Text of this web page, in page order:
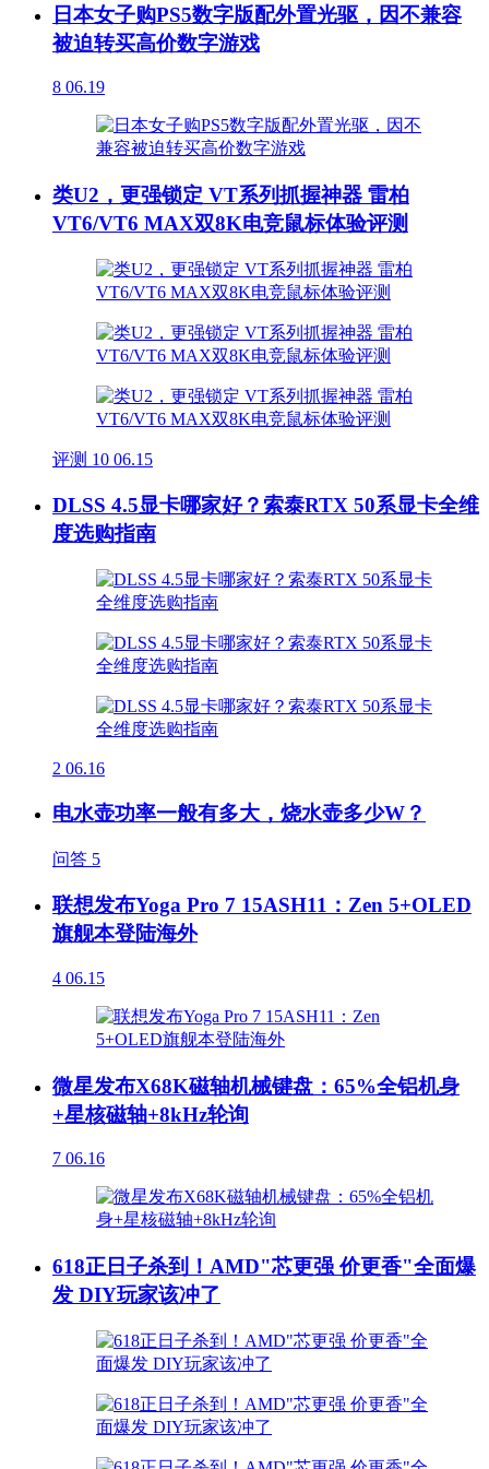
日本女子购PS5数字版配外置光驱，因不兼容
被迫转买高价数字游戏
8 06.19
类U2，更强锁定 VT系列抓握神器 雷柏
VT6/VT6 MAX双8K电竞鼠标体验评测
评测 10 06.15
DLSS 4.5显卡哪家好？索泰RTX 50系显卡全维
度选购指南
2 06.16
电水壶功率一般有多大，烧水壶多少W？
问答 5
联想发布Yoga Pro 7 15ASH11：Zen 5+OLED
旗舰本登陆海外
4 06.15
微星发布X68K磁轴机械键盘：65%全铝机身
+星核磁轴+8kHz轮询
7 06.16
618正日子杀到！AMD"芯更强 价更香"全面爆
发 DIY玩家该冲了